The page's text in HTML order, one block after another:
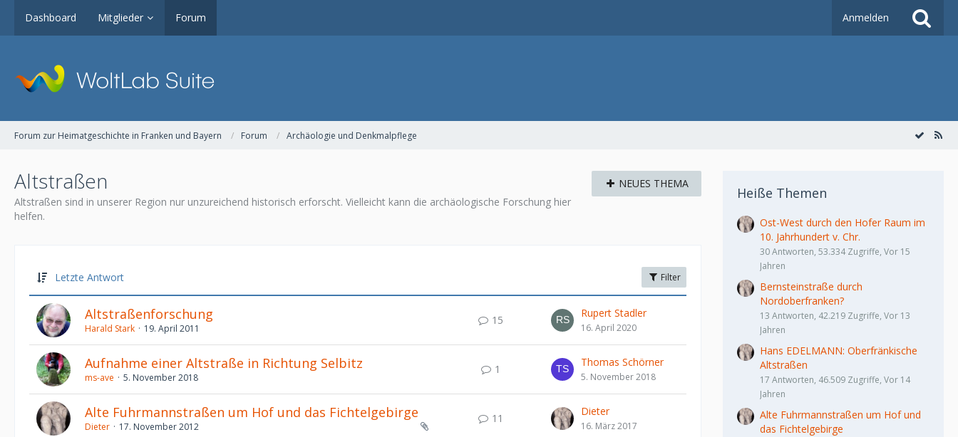
Dashboard Mitglieder Forum Anmelden
Forum zur Heimatgeschichte in Franken und Bayern Forum Archäologie und Denkmalpflege
Altstraßen
Altstraßen sind in unserer Region nur unzureichend historisch erforscht. Vielleicht kann die archäologische Forschung hier
helfen.
NEUES THEMA
Letzte Antwort Filter
Altstraßenforschung
Harald Stark 19. April 2011
15
Rupert Stadler
16. April 2020
Aufnahme einer Altstraße in Richtung Selbitz
ms-ave 5. November 2018
1
Thomas Schörner
5. November 2018
Alte Fuhrmannstraßen um Hof und das Fichtelgebirge
Dieter 17. November 2012
11
Dieter
16. März 2017
Heiße Themen
Ost-West durch den Hofer Raum im
10. Jahrhundert v. Chr.
30 Antworten, 53.334 Zugriffe, Vor 15
Jahren
Bernsteinstraße durch
Nordoberfranken?
13 Antworten, 42.219 Zugriffe, Vor 13
Jahren
Hans EDELMANN: Oberfränkische
Altstraßen
17 Antworten, 46.509 Zugriffe, Vor 14
Jahren
Alte Fuhrmannstraßen um Hof und
das Fichtelgebirge